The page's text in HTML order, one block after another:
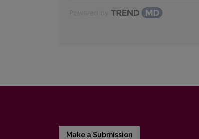
Make a Submission